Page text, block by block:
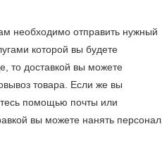
необходимо отправить нужный
которой вы будете
то доставкой вы можете
товара. Если же вы
помощью почты или
вы можете нанять персонал,